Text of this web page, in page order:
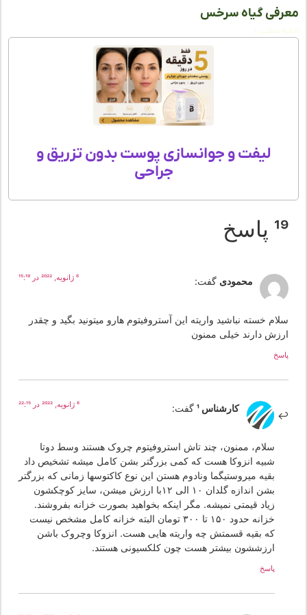
گیاه سرخس
مطلب »
لیفت و جوانسازی پوست بدون تزریق و
جراحی
محمودی گفت:
خسته نباشید واریته این آستروفیتوم هارو میتونید بگید و چقدر
دارند خیلی ممنون
کارشناس 1 گفت:
سلام، ممنون، چند تاش استروفیتوم چروک هستند وسط دوتا
شبیه انزوکا هست که کمی بزرگتر بشن کامل میشه تشخیص داد
بقیه میروستیگما ونادوم هستن این نوع کاکتوسها زمانی که بزرگتر
بشن اندازه گلدان ۱۰ الی ۱۲با ارزش میشن، سایز کوچکشون
زیاد قیمتی نمیشه. مگر اینکه بخواهید بصورت خزانه بفروشند.
خزانه حدود ۱۵۰ تا ۳۰۰ تومان البته خزانه کامل مشخص نیست
که بقیه قسمتش چه واریته هایی هست. انزوکا وچروک باشن
ارزششون بیشتر هست چون کلکسیونی هستند.